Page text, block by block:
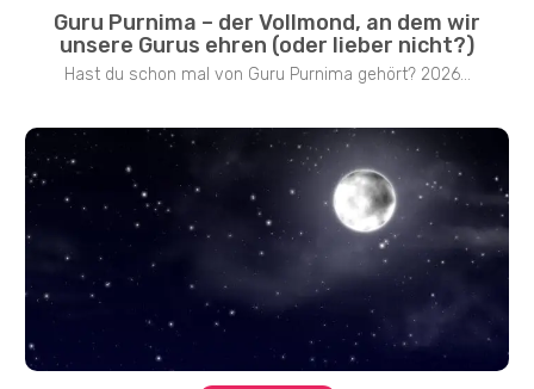
Guru Purnima – der Vollmond, an dem wir
unsere Gurus ehren (oder lieber nicht?)
Hast du schon mal von Guru Purnima gehört? 2026...